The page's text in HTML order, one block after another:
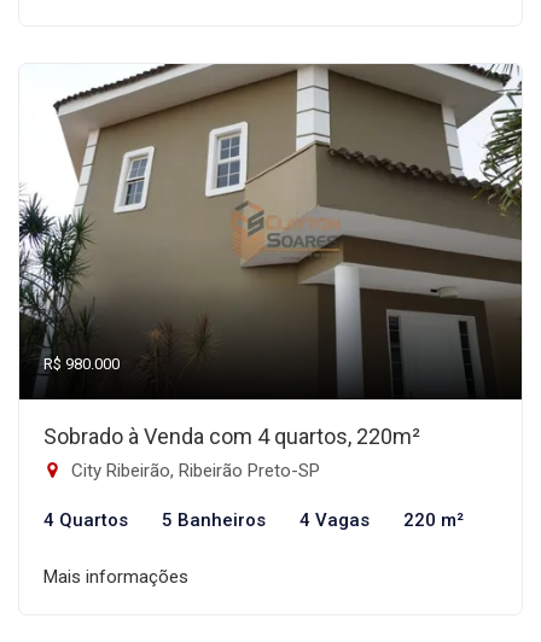
R$ 980.000
Sobrado à Venda com 4 quartos, 220m²
City Ribeirão, Ribeirão Preto-SP
4 Quartos 5 Banheiros 4 Vagas 220 m²
Mais informações